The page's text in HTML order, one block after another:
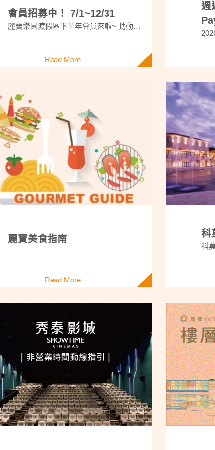
會員招募中！ 7/1~12/31
麗寶樂園渡假區下半年會員來啦~ 動動手指，加入會員體驗各項好禮，掃描QR CODE獲取更多資訊
Read More
週
麗寶美食指南
Read More
科